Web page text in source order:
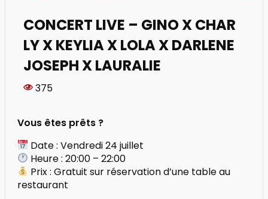
CONCERT LIVE – GINO X CHAR
LY X KEYLIA X LOLA X DARLENE
JOSEPH X LAURALIE
375
Vous êtes prêts ?
Date : Vendredi 24 juillet
Heure : 20:00 – 22:00
Prix : Gratuit sur réservation d’une table au
restaurant